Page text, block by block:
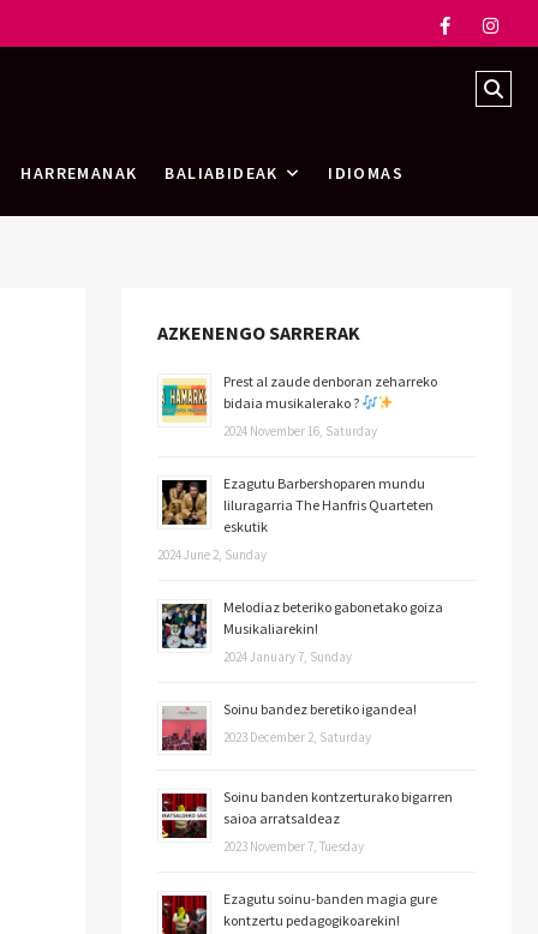
HARREMANAK BALIABIDEAK IDIOMAS
AZKENENGO SARRERAK
Prest al zaude denboran zeharreko
bidaia musikalerako ?
2024 November 16, Saturday
Ezagutu Barbershoparen mundu
liluragarria The Hanfris Quarteten
eskutik
2024 June 2, Sunday
Melodiaz beteriko gabonetako goiza
Musikaliarekin!
2024 January 7, Sunday
Soinu bandez beretiko igandea!
2023 December 2, Saturday
Soinu banden kontzerturako bigarren
saioa arratsaldeaz
2023 November 7, Tuesday
Ezagutu soinu-banden magia gure
kontzertu pedagogikoarekin!